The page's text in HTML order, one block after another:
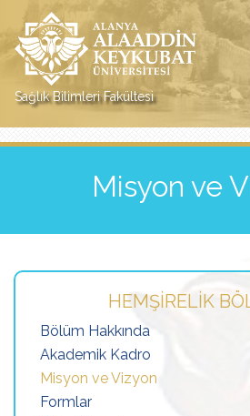
Sağlık Bilimleri Fakültesi
Misyon ve
HEMŞIRELIK
Bölüm Hakkında
Akademik Kadro
Misyon ve Vizyon
Formlar